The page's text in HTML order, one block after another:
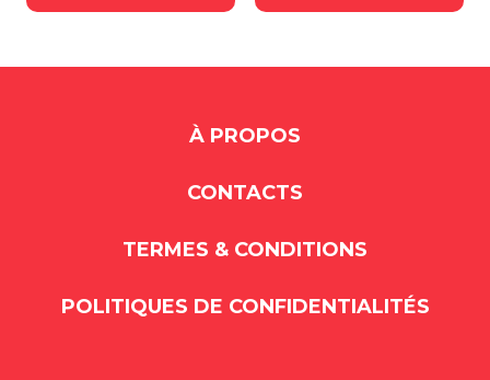
À PROPOS
CONTACTS
TERMES & CONDITIONS
POLITIQUES DE CONFIDENTIALITÉS